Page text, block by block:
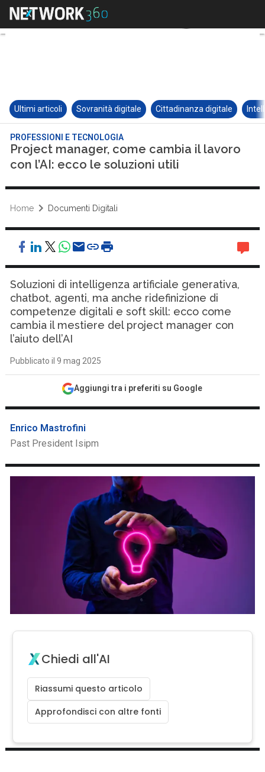
Ultimi articoli Sovranità digitale Cittadinanza digitale
PROFESSIONI E TECNOLOGIA
Project manager, come cambia il lavoro
con l’AI: ecco le soluzioni utili
Home Documenti Digitali
Soluzioni di intelligenza artificiale generativa,
chatbot, agenti, ma anche ridefinizione di
competenze digitali e soft skill: ecco come
cambia il mestiere del project manager con
l’aiuto dell’AI
Pubblicato il 9 mag 2025
Aggiungi tra i preferiti su Google
Enrico Mastrofini
Past President Isipm
Chiedi all'AI
Riassumi questo articolo
Approfondisci con altre fonti